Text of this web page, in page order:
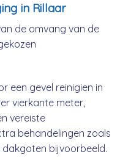
in Rillaar
de omvang van de
een gevel reinigien in
vierkante meter,
vereiste
behandelingen zoals
bijvoorbeeld.